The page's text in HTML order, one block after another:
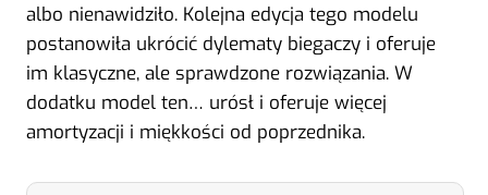
albo nienawidziło. Kolejna edycja tego modelu
postanowiła ukrócić dylematy biegaczy i oferuje
im klasyczne, ale sprawdzone rozwiązania. W
dodatku model ten… urósł i oferuje więcej
amortyzacji i miękkości od poprzednika.